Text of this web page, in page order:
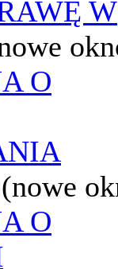
W
O
(nowe
O